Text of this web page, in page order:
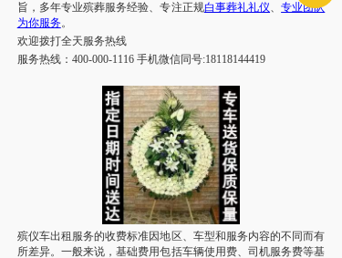
旨，多年专业殡葬服务经验、专注正规白事葬礼礼仪、专业团队
为你服务。
欢迎拨打全天服务热线
服务热线： 400-000-1116 手机微信同号:18118144419
殡仪车出租服务的收费标准因地区、车型和服务内容的不同而有
所差异。一般来说，基础费用包括车辆使用费、司机服务费等基